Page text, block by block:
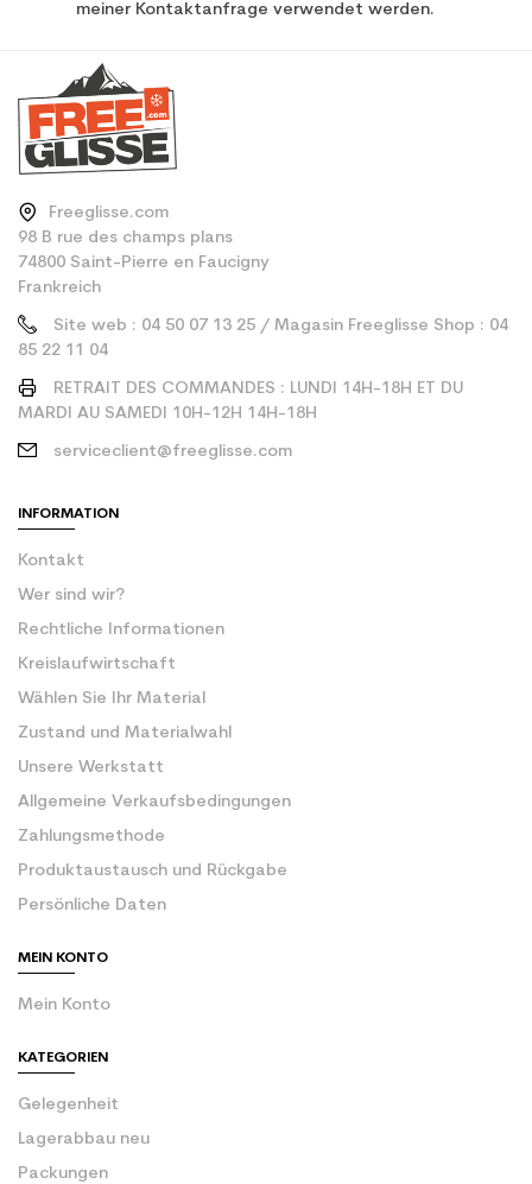
meiner Kontaktanfrage verwendet werden.
Freeglisse.com
98 B rue des champs plans
74800 Saint-Pierre en Faucigny
Frankreich
Site web : 04 50 07 13 25 / Magasin Freeglisse Shop : 04
85 22 11 04
RETRAIT DES COMMANDES : LUNDI 14H-18H ET DU
MARDI AU SAMEDI 10H-12H 14H-18H
serviceclient@freeglisse.com
INFORMATION
Kontakt
Wer sind wir?
Rechtliche Informationen
Kreislaufwirtschaft
Wählen Sie Ihr Material
Zustand und Materialwahl
Unsere Werkstatt
Allgemeine Verkaufsbedingungen
Zahlungsmethode
Produktaustausch und Rückgabe
Persönliche Daten
MEIN KONTO
Mein Konto
KATEGORIEN
Gelegenheit
Lagerabbau neu
Packungen